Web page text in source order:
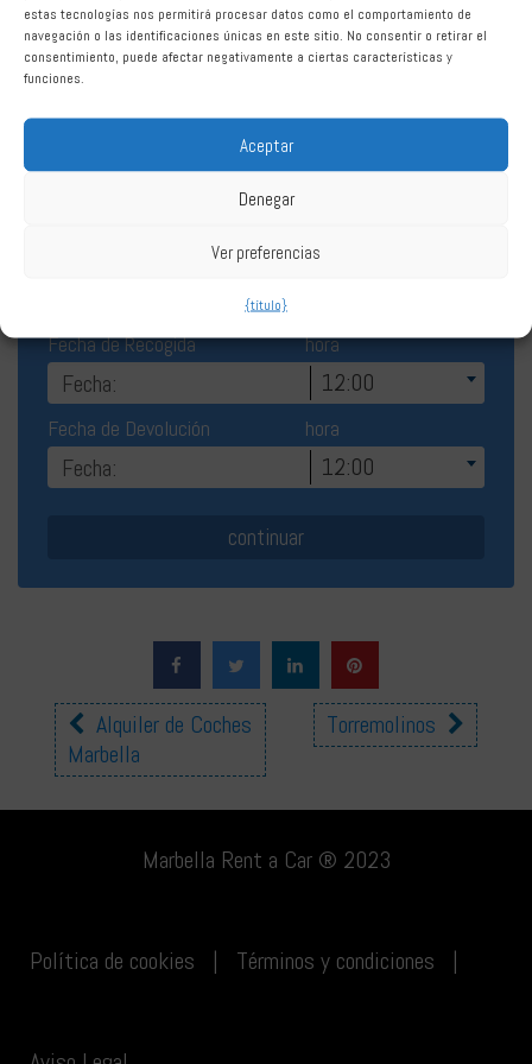
estas tecnologías nos permitirá procesar datos como el comportamiento de
navegación o las identificaciones únicas en este sitio. No consentir o retirar el
consentimiento, puede afectar negativamente a ciertas características y
funciones.
Aceptar
Denegar
Ver preferencias
{título}
Alquiler de Coches Gibraltar, La
Línea de la Concepción
Reserva La Línea
Fecha de Recogida hora
12:00
Fecha de Devolución hora
12:00
Otras
ubicaciones
Alquiler de Coches
Marbella
Torremolinos
Marbella Rent a Car ® 2023
Política de cookies | Términos y condiciones |